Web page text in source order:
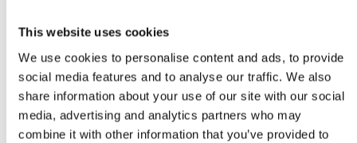
This website uses cookies
We use cookies to personalise content and ads, to provide
social media features and to analyse our traffic. We also
share information about your use of our site with our social
media, advertising and analytics partners who may
combine it with other information that you’ve provided to
Grebsskabelon
DKK 114,81
Plastbøsning 8 mm til låge
DKK3,30